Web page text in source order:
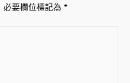
必要欄位標記為 *